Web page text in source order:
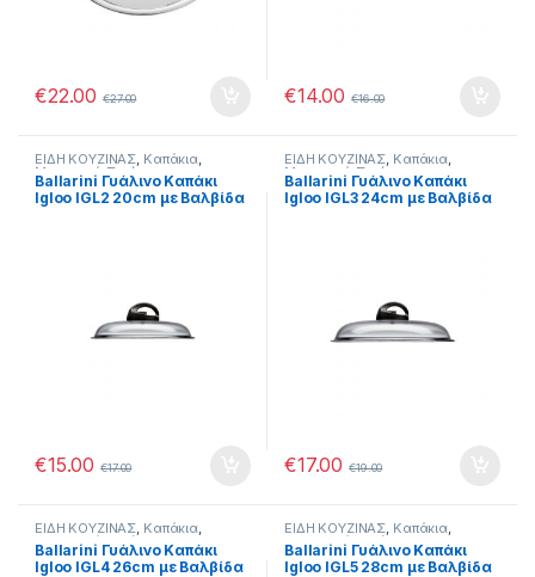
€22.00 €27.00 €14.00 €16.00
ΕΙΔΗ ΚΟΥΖΙΝΑΣ, Καπάκια,
Μαγειρικά Σκεύη
Ballarini Γυάλινο Καπάκι
Igloo IGL2 20cm με Βαλβίδα
€15.00 €17.00
ΕΙΔΗ ΚΟΥΖΙΝΑΣ, Καπάκια,
Μαγειρικά Σκεύη
Ballarini Γυάλινο Καπάκι
Igloo IGL3 24cm με Βαλβίδα
€17.00 €19.00
ΕΙΔΗ ΚΟΥΖΙΝΑΣ, Καπάκια,
Μαγειρικά Σκεύη
Ballarini Γυάλινο Καπάκι
Igloo IGL4 26cm με Βαλβίδα
ΕΙΔΗ ΚΟΥΖΙΝΑΣ, Καπάκια,
Μαγειρικά Σκεύη
Ballarini Γυάλινο Καπάκι
Igloo IGL5 28cm με Βαλβίδα